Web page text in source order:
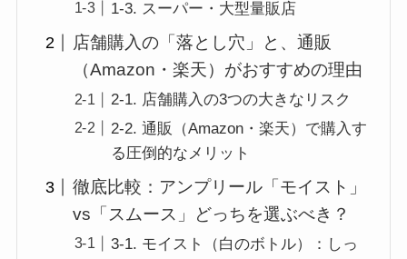
1-3. スーパー・大型量販店
店舗購入の「落とし穴」と、通販
（Amazon・楽天）がおすすめの理由
2-1. 店舗購入の3つの大きなリスク
2-2. 通販（Amazon・楽天）で購入す
る圧倒的なメリット
徹底比較：アンプリール「モイスト」
vs「スムース」どっちを選ぶべき？
3-1. モイスト（白のボトル）：しっ